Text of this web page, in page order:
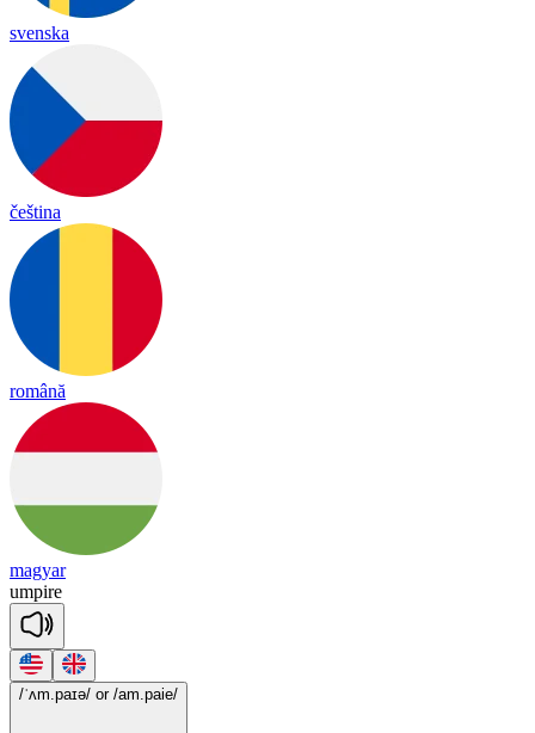
svenska
čeština
română
magyar
umpire
/ˈʌm.paɪə/ or /am.paie/